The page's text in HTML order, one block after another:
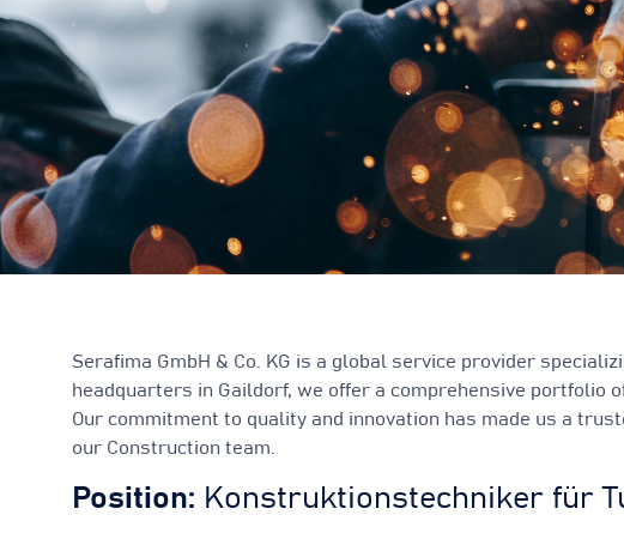
Serafima GmbH & Co. KG is a global service provider
headquarters in Gaildorf, we offer a comprehensive portfolio
Our commitment to quality and innovation has made us a
our Construction team.
Position: Konstruktionstechniker für